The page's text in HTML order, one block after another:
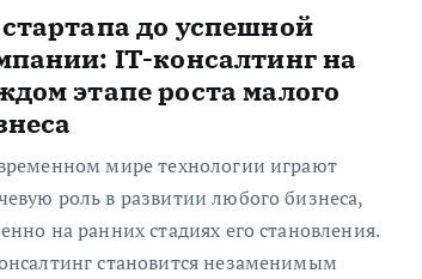
до успешной
IT-консалтинг на
этапе роста малого
мире технологии играют
роль в развитии любого бизнеса,
на ранних стадиях его становления.
становится незаменимым